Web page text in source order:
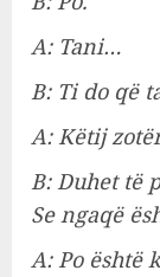
A: Tani…
B: Ti do që
A: Këtij
B: Duhet të
Se ngaqë
A: Po është